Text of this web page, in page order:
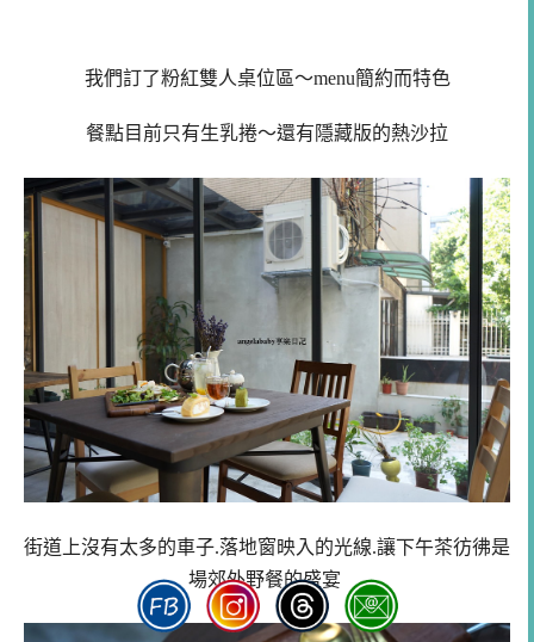
我們訂了粉紅雙人桌位區～menu簡約而特色
餐點目前只有生乳捲～還有隱藏版的熱沙拉
街道上沒有太多的車子.落地窗映入的光線.讓下午茶彷彿是
場郊外野餐的盛宴